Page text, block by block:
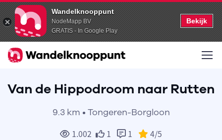
Wandelknooppunt
NodeMapp BV
GRATIS - In Google Play
Bekijk
Van de Hippodroom naar Rutten
9.3 km • Tongeren-Borgloon
1.002 1 1 4/5